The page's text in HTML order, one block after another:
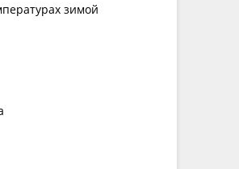
зимой